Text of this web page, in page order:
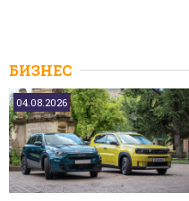
БИЗНЕС
04.08.2026